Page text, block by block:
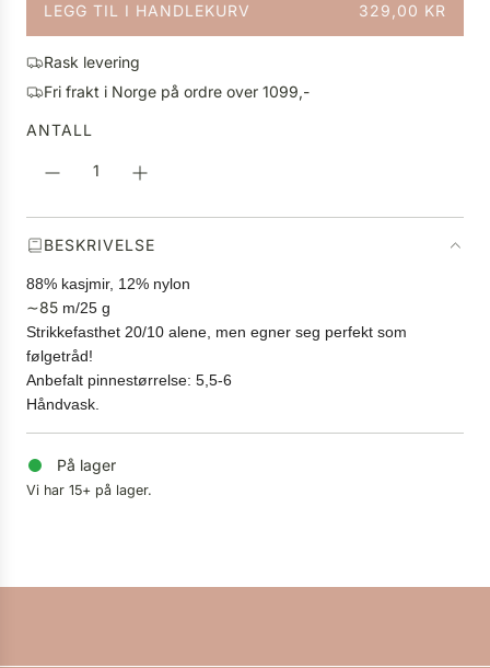
i
g
p
i
LEGG TIL I HANDLEKURV 329,00 KR
L
S
T
R
.
Rask levering
Fri frakt i Norge på ordre over 1099,-
ANTALL
BESKRIVELSE
88% kasjmir, 12% nylon
∼85 m/25 g
Strikkefasthet 20/10 alene, men egner seg perfekt som
følgetråd!
Anbefalt pinnestørrelse: 5,5-6
Håndvask.
På lager
Vi har 15+ på lager.